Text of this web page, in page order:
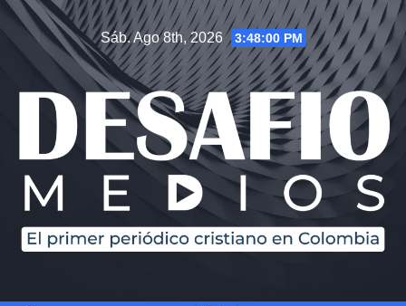
Saltar
contenido
Sáb. Ago 8th, 2026 3:48:01 PM